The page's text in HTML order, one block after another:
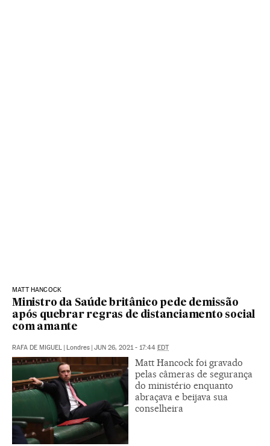
MATT HANCOCK
Ministro da Saúde britânico pede demissão
após quebrar regras de distanciamento social
com amante
RAFA DE MIGUEL Londres JUN 26, 2021 - 17:44 EDT
Matt Hancock foi gravado
pelas câmeras de segurança
do ministério enquanto
abraçava e beijava sua
conselheira